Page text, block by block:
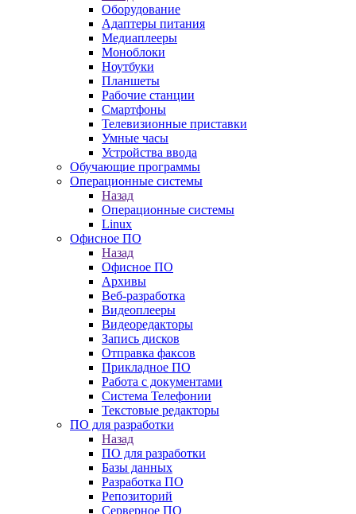
Оборудование
Адаптеры питания
Медиаплееры
Моноблоки
Ноутбуки
Планшеты
Рабочие станции
Смартфоны
Телевизионные приставки
Умные часы
Устройства ввода
Обучающие программы
Операционные системы
Назад
Операционные системы
Linux
Офисное ПО
Назад
Офисное ПО
Архивы
Веб-разработка
Видеоплееры
Видеоредакторы
Запись дисков
Отправка факсов
Прикладное ПО
Работа с документами
Система Телефонии
Текстовые редакторы
ПО для разработки
Назад
ПО для разработки
Базы данных
Разработка ПО
Репозиторий
Серверное ПО